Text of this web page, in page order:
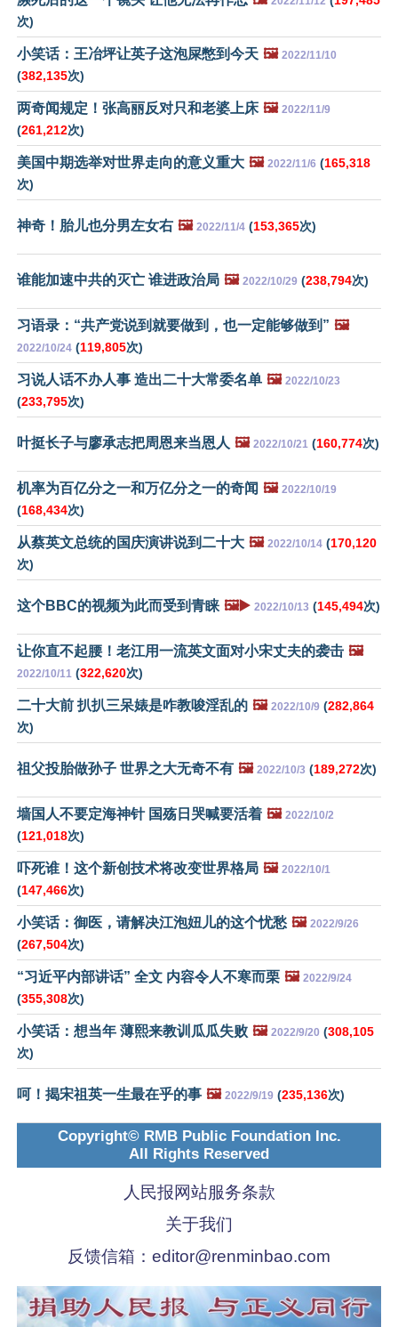
次)
小笑话：王冶坪让英子这泡屎憋到今天 🖼️ 2022/11/10
(382,135次)
两奇闻规定！张高丽反对只和老婆上床 🖼️ 2022/11/9
(261,212次)
美国中期选举对世界走向的意义重大 🖼️ 2022/11/6 (165,318
次)
神奇！胎儿也分男左女右 🖼️ 2022/11/4 (153,365次)
谁能加速中共的灭亡 谁进政治局 🖼️ 2022/10/29 (238,794次)
习语录：“共产党说到就要做到，也一定能够做到” 🖼️
2022/10/24 (119,805次)
习说人话不办人事 造出二十大常委名单 🖼️ 2022/10/23
(233,795次)
叶挺长子与廖承志把周恩来当恩人 🖼️ 2022/10/21 (160,774次)
机率为百亿分之一和万亿分之一的奇闻 🖼️ 2022/10/19
(168,434次)
从蔡英文总统的国庆演讲说到二十大 🖼️ 2022/10/14 (170,120
次)
这个BBC的视频为此而受到青睐 🖼️▶️ 2022/10/13 (145,494次)
让你直不起腰！老江用一流英文面对小宋丈夫的袭击 🖼️
2022/10/11 (322,620次)
二十大前 扒扒三呆婊是咋教唆淫乱的 🖼️ 2022/10/9 (282,864
次)
祖父投胎做孙子 世界之大无奇不有 🖼️ 2022/10/3 (189,272次)
墙国人不要定海神针 国殇日哭喊要活着 🖼️ 2022/10/2
(121,018次)
吓死谁！这个新创技术将改变世界格局 🖼️ 2022/10/1
(147,466次)
小笑话：御医，请解决江泡妞儿的这个忧愁 🖼️ 2022/9/26
(267,504次)
“习近平内部讲话” 全文 内容令人不寒而栗 🖼️ 2022/9/24
(355,308次)
小笑话：想当年 薄熙来教训瓜瓜失败 🖼️ 2022/9/20 (308,105
次)
呵！揭宋祖英一生最在乎的事 🖼️ 2022/9/19 (235,136次)
Copyright© RMB Public Foundation Inc.
All Rights Reserved
人民报网站服务条款
关于我们
反馈信箱： editor@renminbao.com